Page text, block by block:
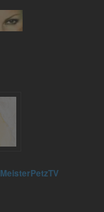
MeisterPetzTV